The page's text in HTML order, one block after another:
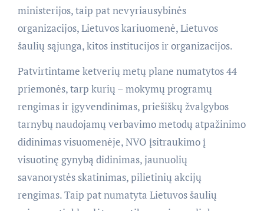
ministerijos, taip pat nevyriausybinės
organizacijos, Lietuvos kariuomenė, Lietuvos
šaulių sąjunga, kitos institucijos ir organizacijos.
Patvirtintame ketverių metų plane numatytos 44
priemonės, tarp kurių – mokymų programų
rengimas ir įgyvendinimas, priešiškų žvalgybos
tarnybų naudojamų verbavimo metodų atpažinimo
didinimas visuomenėje, NVO įsitraukimo į
visuotinę gynybą didinimas, jaunuolių
savanorystės skatinimas, pilietinių akcijų
rengimas. Taip pat numatyta Lietuvos šaulių